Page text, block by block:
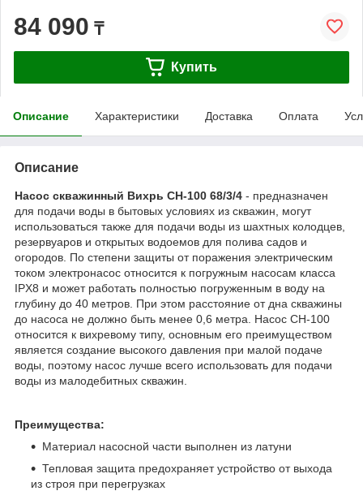
84 090 ₸
Купить
Описание Характеристики Доставка Оплата
Описание
Насос скважинный Вихрь СН-100 68/3/4 - предназначен
для подачи воды в бытовых условиях из скважин, могут
использоваться также для подачи воды из шахтных колодцев,
резервуаров и открытых водоемов для полива садов и
огородов. По степени защиты от поражения электрическим
током электронасос относится к погружным насосам класса
IPX8 и может работать полностью погруженным в воду на
глубину до 40 метров. При этом расстояние от дна скважины
до насоса не должно быть менее 0,6 метра. Насос СН-100
относится к вихревому типу, основным его преимуществом
является создание высокого давления при малой подаче
воды, поэтому насос лучше всего использовать для подачи
воды из малодебитных скважин.
Преимущества:
Материал насосной части выполнен из латуни
Тепловая защита предохраняет устройство от выхода
из строя при перегрузках